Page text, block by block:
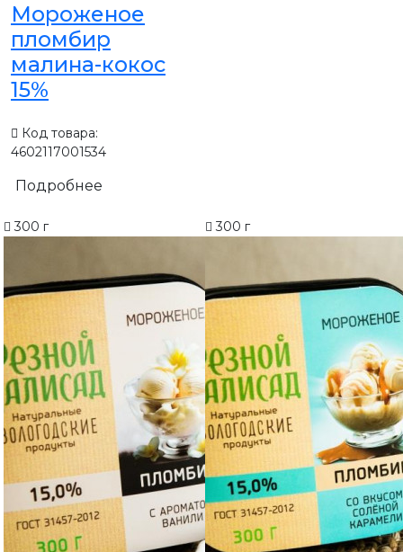
Мороженое
пломбир
малина-кокос
15%
Код товара:
4602117001534
Подробнее
300 г 300 г